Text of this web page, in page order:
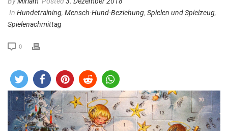
In Hundetraining, Mensch-Hund-Beziehung, Spielen und Spielzeug,
Spielenachmittag
0